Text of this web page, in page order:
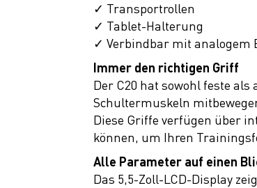
✓ Transportrollen
✓ Tablet-Halterung
✓ Verbindbar mit analogem
Immer den richtigen Griff
Der C20 hat sowohl feste
Schultermuskeln
Diese Griffe verfügen über
können, um Ihren
Alle Parameter auf einen
Das 5,5-Zoll-LCD-Display